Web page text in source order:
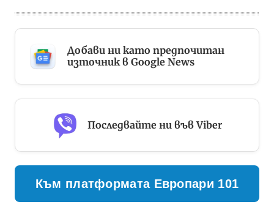
Добави ни като предпочитан
източник в Google News
Последвайте ни във Viber
Към платформата Европари 101